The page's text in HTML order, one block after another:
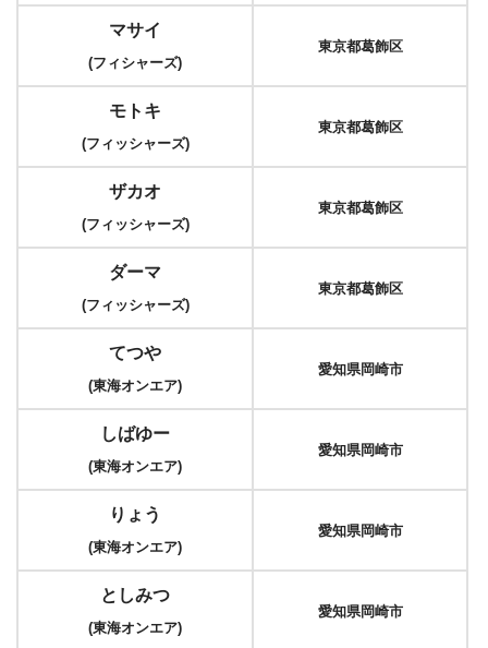
マサイ
(フィシャーズ)
東京都葛飾区
モトキ
(フィッシャーズ)
東京都葛飾区
ザカオ
(フィッシャーズ)
東京都葛飾区
ダーマ
(フィッシャーズ)
東京都葛飾区
てつや
(東海オンエア)
愛知県岡崎市
しばゆー
(東海オンエア)
愛知県岡崎市
りょう
(東海オンエア)
愛知県岡崎市
としみつ
(東海オンエア)
愛知県岡崎市